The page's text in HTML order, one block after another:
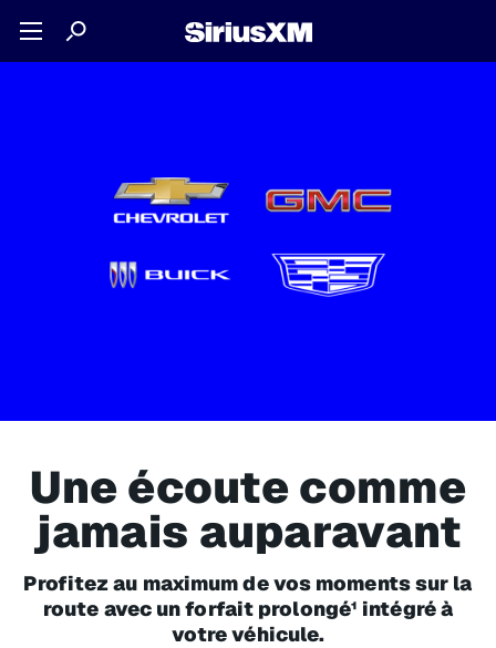
Une écoute comme
jamais auparavant
Profitez au maximum de vos moments sur la
route avec un forfait prolongé¹ intégré à
votre véhicule.